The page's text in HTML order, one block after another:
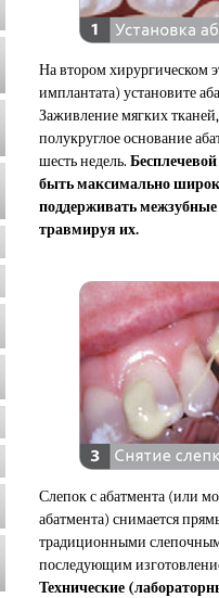
На втором хирургическом
имплантата) установите
Заживление мягких
полукруглое основание
шесть недель.
быть максимально
поддерживать межзубные
травмируя их.
Слепок с абатмента (или
абатмента) снимается
традиционными
последующим
Технические